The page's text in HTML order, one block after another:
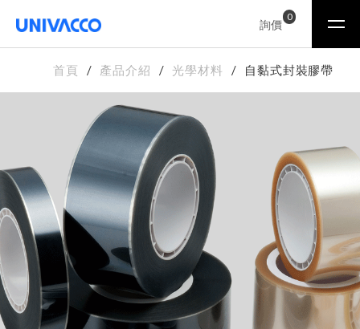
詢價
0
首頁 產品介紹 光學材料 自黏式封裝膠帶